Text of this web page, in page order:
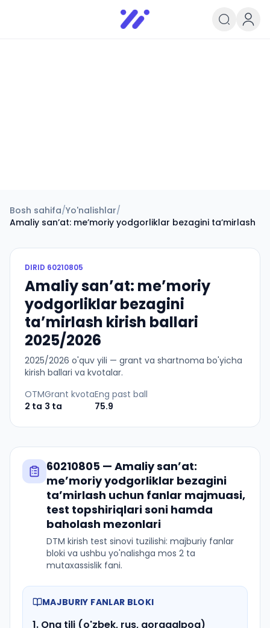
Infoedu
Ta&#039;lim xabarlari va
Bosh sahifa/Yo'nalishlar/
Amaliy sanʼat: meʼmoriy yodgorliklar bezagini taʼmirlash
DIRID 60210805
Amaliy sanʼat: meʼmoriy
yodgorliklar bezagini
taʼmirlash kirish ballari
2025/2026
2025/2026 o'quv yili — grant va shartnoma bo'yicha
kirish ballari va kvotalar.
OTM
2 ta
Grant kvota
3 ta
Eng past ball
75.9
60210805 — Amaliy sanʼat:
meʼmoriy yodgorliklar bezagini
taʼmirlash uchun fanlar majmuasi,
test topshiriqlari soni hamda
baholash mezonlari
DTM kirish test sinovi tuzilishi: majburiy fanlar
bloki va ushbu yo'nalishga mos 2 ta
mutaxassislik fani.
MAJBURIY FANLAR BLOKI
1. Ona tili (o'zbek, rus, qoraqalpoq)